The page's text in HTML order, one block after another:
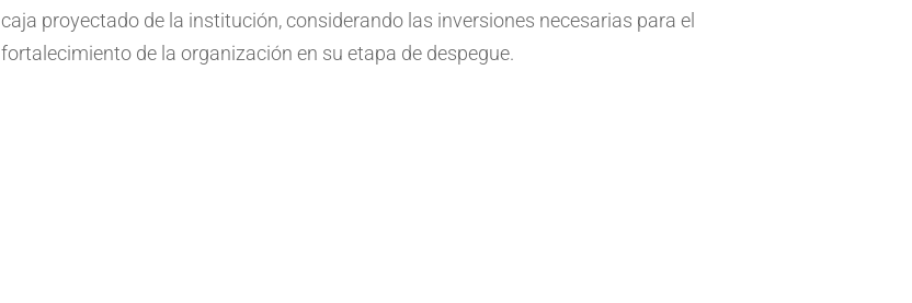
caja proyectado de la institución, considerando las inversiones necesarias para el
fortalecimiento de la organización en su etapa de despegue.